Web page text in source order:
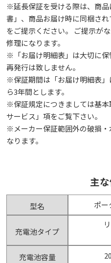
※延⻑保証を受ける際は、商
書」、商品お届け時に同梱さ
をご提示ください。 ご提示が
修理になります。
※「お届け明細表」は⼤切に
再発⾏は致しません。
※保証期間は「お届け明細表
ら3年間とします。
※保証規定につきましては基
サービス」項をご覧下さい。
※メーカー保証範囲外の破損
なります。
主
型名 ポ
充電池タイプ
充電池容量